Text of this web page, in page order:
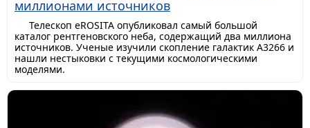
миллионами источников
Телескоп eROSITA опубликовал самый большой
каталог рентгеновского неба, содержащий два миллиона
источников. Ученые изучили скопление галактик A3266 и
нашли нестыковки с текущими космологическими
моделями.